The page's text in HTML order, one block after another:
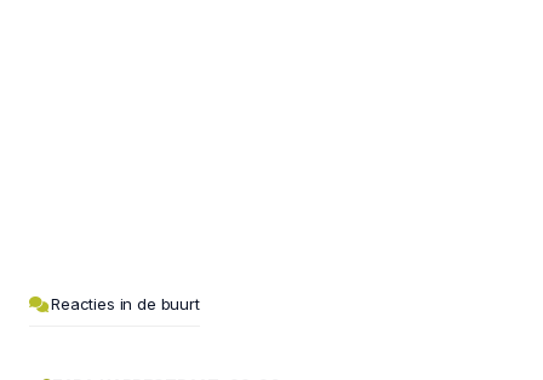
Reacties in de buurt